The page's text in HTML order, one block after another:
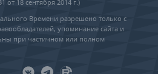
от 18 сентября 2014 г.)
Времени разрешено только с
упоминание сайта и
при частичном или полном